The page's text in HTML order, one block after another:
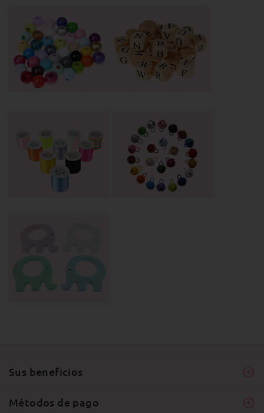
Sus beneficios
Métodos de pago